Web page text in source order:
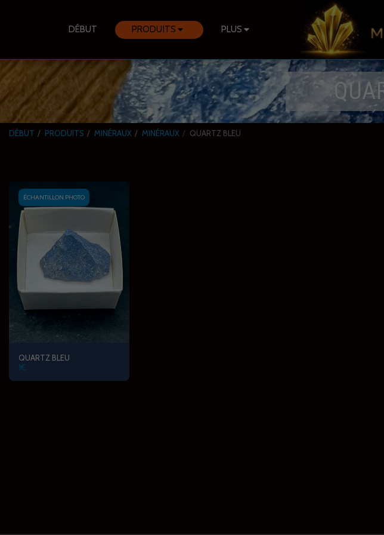
DÉBUT PRODUITS PLUS
DÉBUT PRODUITS MINÉRAUX MINÉRAUX QUARTZ BLEU
ÉCHANTILLON PHOTO
QUARTZ BLEU
1€